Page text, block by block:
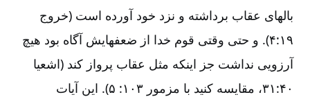
بالهای عقاب برداشته و نزد خود آورده است (خروج
۱۹:‏۴). و حتی وقتی قوم خدا از ضعفهایش آگاه بود هیچ
آرزویی نداشت جز اینکه مثل عقاب پرواز کند (اشعیا
۴۰:‏۳۱، مقایسه کنید با مزمور ۱۰۳: ۵). این آیات